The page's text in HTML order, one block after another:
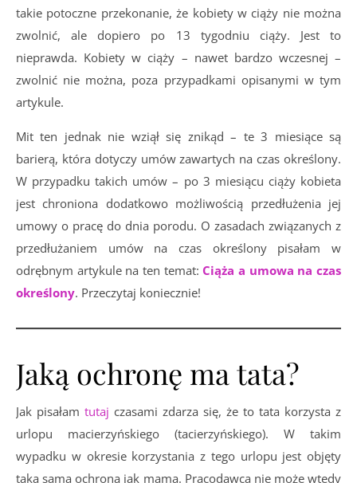
takie potoczne przekonanie, że kobiety w ciąży nie można
zwolnić, ale dopiero po 13 tygodniu ciąży. Jest to
nieprawda. Kobiety w ciąży – nawet bardzo wczesnej –
zwolnić nie można, poza przypadkami opisanymi w tym
artykule.
Mit ten jednak nie wziął się znikąd – te 3 miesiące są
barierą, która dotyczy umów zawartych na czas określony.
W przypadku takich umów – po 3 miesiącu ciąży kobieta
jest chroniona dodatkowo możliwością przedłużenia jej
umowy o pracę do dnia porodu. O zasadach związanych z
przedłużaniem umów na czas określony pisałam w
odrębnym artykule na ten temat: Ciąża a umowa na czas
określony. Przeczytaj koniecznie!
Jaką ochronę ma tata?
Jak pisałam tutaj czasami zdarza się, że to tata korzysta z
urlopu macierzyńskiego (tacierzyńskiego). W takim
wypadku w okresie korzystania z tego urlopu jest objęty
taką samą ochroną jak mama. Pracodawca nie może wtedy